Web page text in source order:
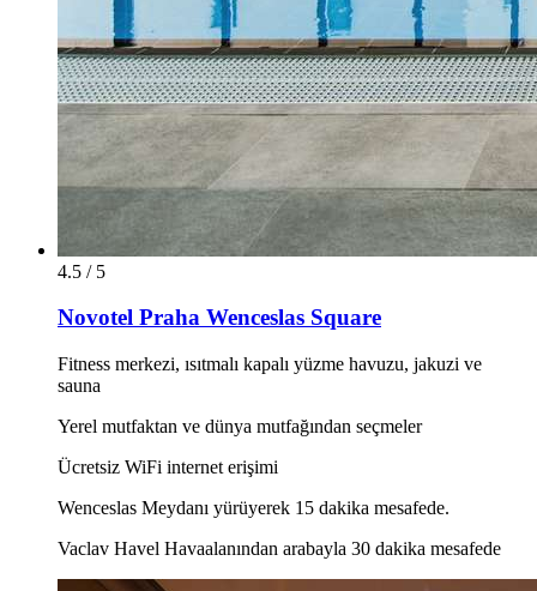
4.5 / 5
Novotel Praha Wenceslas Square
Fitness merkezi, ısıtmalı kapalı yüzme havuzu, jakuzi ve
sauna
Yerel mutfaktan ve dünya mutfağından seçmeler
Ücretsiz WiFi internet erişimi
Wenceslas Meydanı yürüyerek 15 dakika mesafede.
Vaclav Havel Havaalanından arabayla 30 dakika mesafede